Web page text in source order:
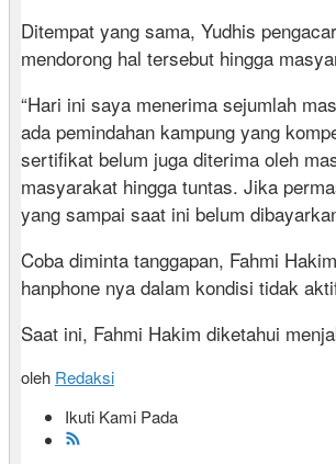
Ditempat yang sama, Yudhis
mendorong hal tersebut hingga
“Hari ini saya menerima sejumlah
ada pemindahan kampung yang
sertifikat belum juga diterima oleh
masyarakat hingga tuntas. Jika
yang sampai saat ini belum
Coba diminta tanggapan, Fahmi
hanphone nya dalam kondisi tidak
Saat ini, Fahmi Hakim diketahui
oleh Redaksi
Ikuti Kami Pada